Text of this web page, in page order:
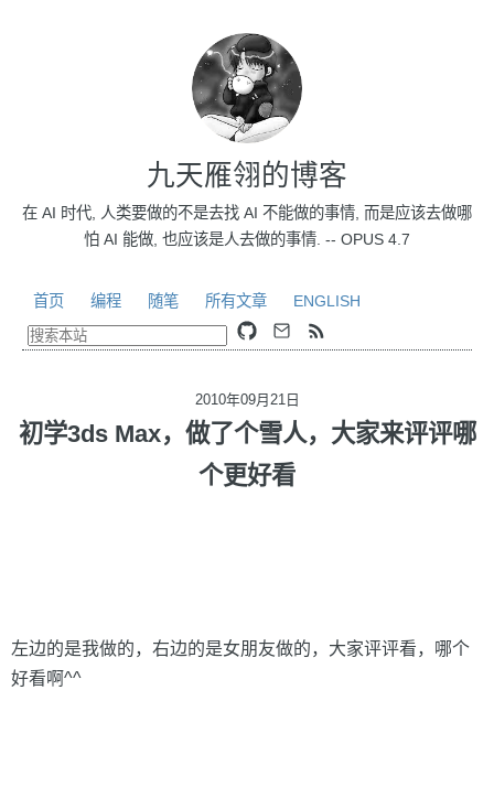
九天雁翎的博客
在 AI 时代, 人类要做的不是去找 AI 不能做的事情, 而是应该去做哪
怕 AI 能做, 也应该是人去做的事情. -- OPUS 4.7
首页 编程 随笔 所有文章 ENGLISH
2010年09月21日
初学3ds Max，做了个雪人，大家来评评哪
个更好看
左边的是我做的，右边的是女朋友做的，大家评评看，哪个
好看啊^^